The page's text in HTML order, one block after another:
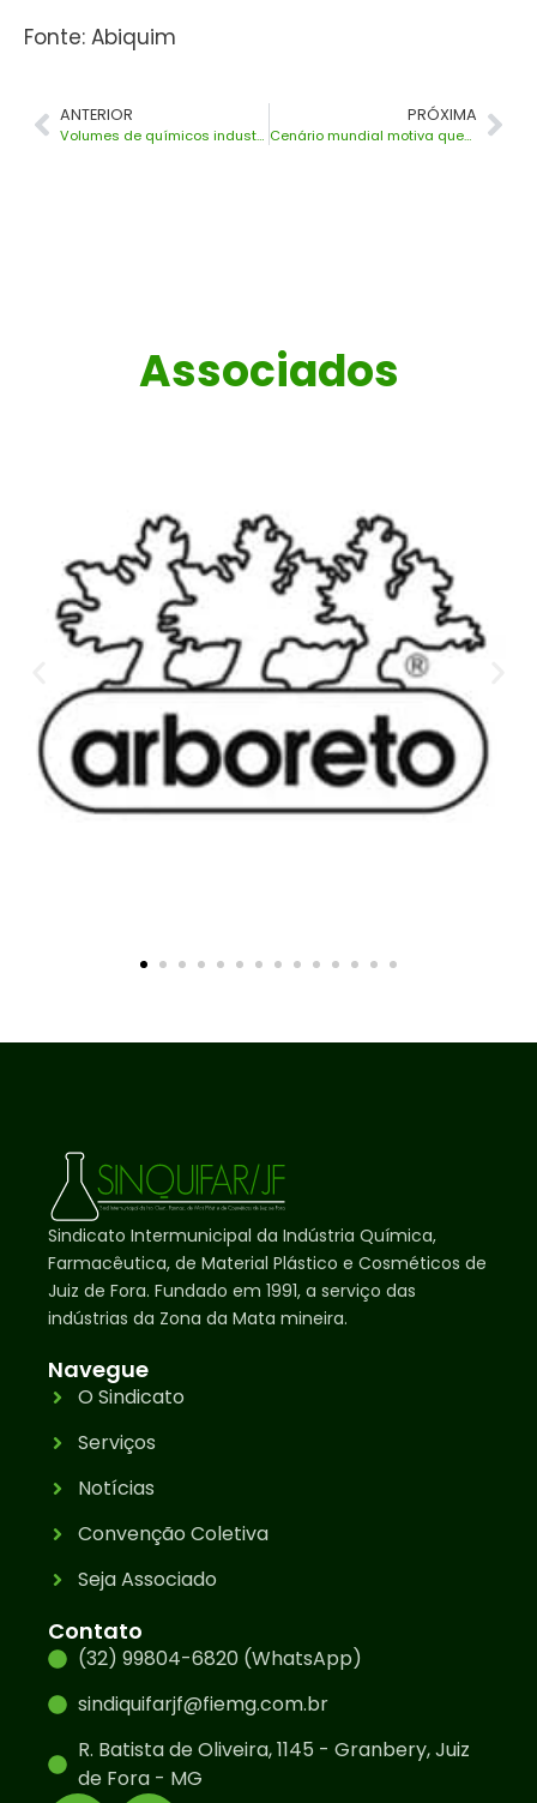
Fonte: Abiquim
ANTERIOR
Volumes de químicos industriais crescem em julho de 2022
PRÓXIMA
Cenário mundial motiva queda na produção e nas vendas internas de químicos em agosto de 2022
Associados
Sindicato Intermunicipal da Indústria Química,
Farmacêutica, de Material Plástico e Cosméticos de
Juiz de Fora. Fundado em 1991, a serviço das
indústrias da Zona da Mata mineira.
Navegue
O Sindicato
Serviços
Notícias
Convenção Coletiva
Seja Associado
Contato
(32) 99804-6820 (WhatsApp)
sindiquifarjf@fiemg.com.br
R. Batista de Oliveira, 1145 - Granbery, Juiz
de Fora - MG